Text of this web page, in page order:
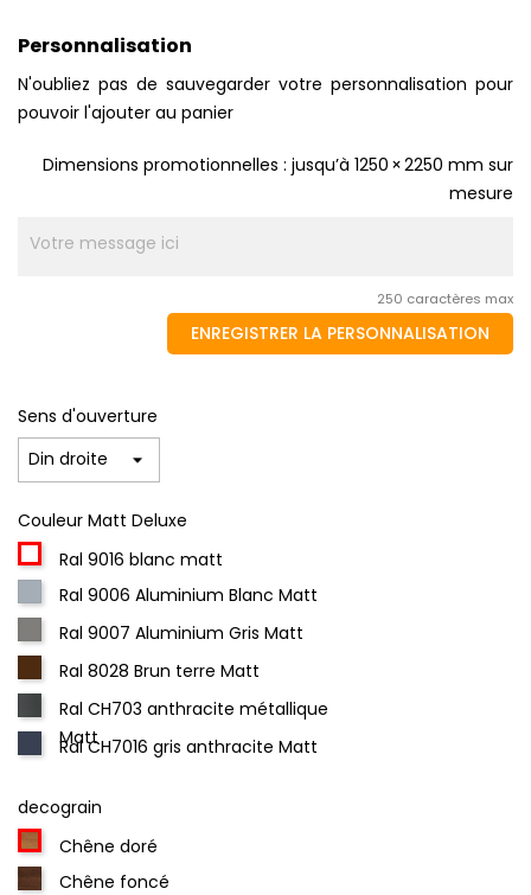
Personnalisation
N'oubliez pas de sauvegarder votre personnalisation pour
pouvoir l'ajouter au panier
Dimensions promotionnelles : jusqu’à 1250 × 2250 mm sur
mesure
250 caractères max
ENREGISTRER LA PERSONNALISATION
Sens d'ouverture
Couleur Matt Deluxe
Ral 9016 blanc matt
Ral 9006 Aluminium Blanc Matt
Ral 9007 Aluminium Gris Matt
Ral 8028 Brun terre Matt
Ral CH703 anthracite métallique
Matt
Ral CH7016 gris anthracite Matt
decograin
Chêne doré
Chêne foncé